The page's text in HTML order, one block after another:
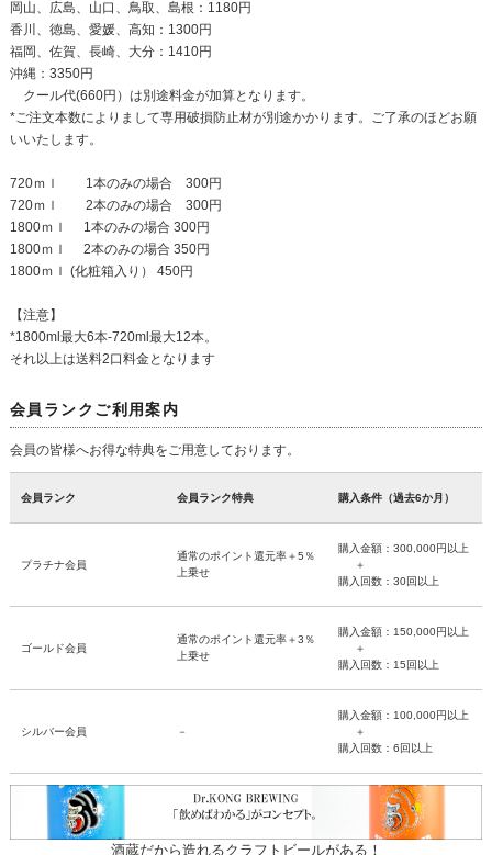
岡山、広島、山口、鳥取、島根：1180円
香川、徳島、愛媛、高知：1300円
福岡、佐賀、長崎、大分：1410円
沖縄：3350円
クール代(660円）は別途料金が加算となります。
*ご注文本数によりまして専用破損防止材が別途かかります。ご了承のほどお願
いいたします。
720ｍｌ 1本のみの場合 300円
720ｍｌ 2本のみの場合 300円
1800ｍｌ 1本のみの場合 300円
1800ｍｌ 2本のみの場合 350円
1800ｍｌ (化粧箱入り） 450円
【注意】
*1800ml最大6本-720ml最大12本。
それ以上は送料2口料金となります
会員ランクご利用案内
会員の皆様へお得な特典をご用意しております。
会員ランク 会員ランク特典 購入条件（過去6か月）
プラチナ会員
通常のポイント還元率＋5％
上乗せ
購入金額：300,000円以上
＋
購入回数：30回以上
ゴールド会員
通常のポイント還元率＋3％
上乗せ
購入金額：150,000円以上
＋
購入回数：15回以上
シルバー会員 －
購入金額：100,000円以上
＋
購入回数：6回以上
酒蔵だから造れるクラフトビールがある！